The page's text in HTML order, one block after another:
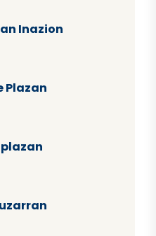
Inazion
Plazan